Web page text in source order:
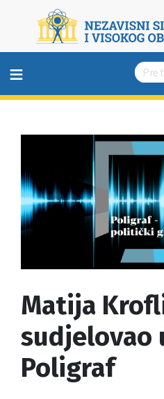
≡
Matija
sudjelovao
Poligraf